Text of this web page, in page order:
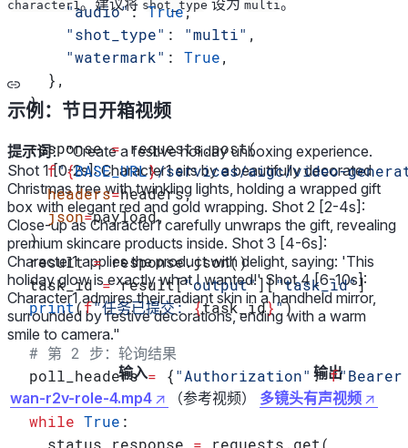
    "audio"
: True,
    "shot_type"
: "multi" ,
    "watermark"
: True,
  },
}
response = requests.post(
  f
"{BASE_URL}/services/aigc/video-
  headers
=headers,
  json
=payload,
)
result = response.json()
task_id = result["output"]["task_id"]
print(f"任务已提交: {task_id}")
# 第 2 步：轮询结果
poll_headers = {"Authorization" : f
while True :
  status_response
= requests.get(
character1。建议将 shot_type 设为 multi。
示例：节日开箱视频
提示词："Create a festive holiday unboxing experience.
Shot 1 [0-2s]: Character1 sits by a beautifully decorated
Christmas tree with twinkling lights, holding a wrapped gift
box with elegant red and gold wrapping. Shot 2 [2-4s]:
Close-up as Character1 carefully unwraps the gift, revealing
premium skincare products inside. Shot 3 [4-6s]:
Character1 applies the product with delight, saying: 'This
holiday glow is exactly what I wanted!' Shot 4 [6-10s]:
Character1 admires their radiant skin in a handheld mirror,
surrounded by festive decorations, ending with a warm
smile to camera."
输入
输出
wan-r2v-role-4.mp4
（参考视频） 多镜头有声视频